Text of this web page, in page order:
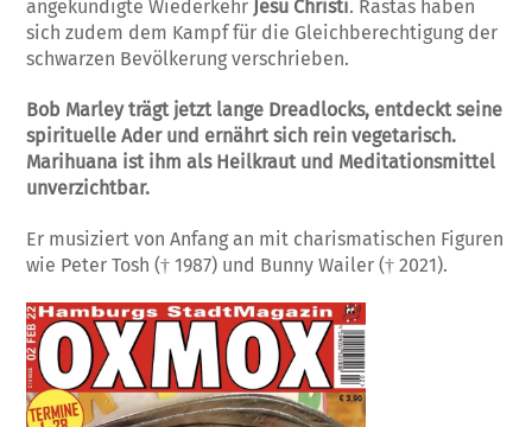
angekündigte Wiederkehr Jesu Christi. Rastas haben
sich zudem dem Kampf für die Gleichberechtigung der
schwarzen Bevölkerung verschrieben.
Bob Marley trägt jetzt lange Dreadlocks, entdeckt seine
spirituelle Ader und ernährt sich rein vegetarisch.
Marihuana ist ihm als Heilkraut und Meditationsmittel
unverzichtbar.
Er musiziert von Anfang an mit charismatischen Figuren
wie Peter Tosh († 1987) und Bunny Wailer († 2021).